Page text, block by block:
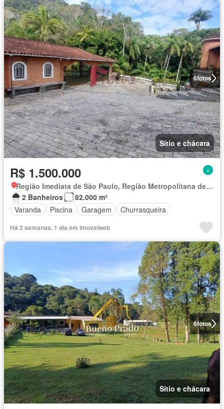
6fotos
Sítio e chácara
R$ 1.500.000
Região Imediata de São Paulo, Região Metropolitana de São Paulo
2 Banheiros
82.000 m²
Varanda
Piscina Garagem Churrasqueira
Há 2 semanas, 1 dia em Imovelweb
6fotos
Sítio e chácara